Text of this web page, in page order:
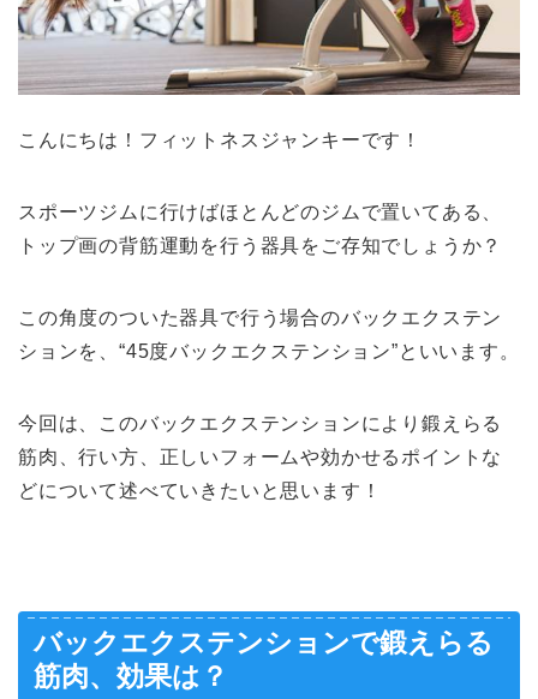
こんにちは！フィットネスジャンキーです！
スポーツジムに行けばほとんどのジムで置いてある、
トップ画の背筋運動を行う器具をご存知でしょうか？
この角度のついた器具で行う場合のバックエクステン
ションを、“45度バックエクステンション”といいます。
今回は、このバックエクステンションにより鍛えらる
筋肉、行い方、正しいフォームや効かせるポイントな
どについて述べていきたいと思います！
バックエクステンションで鍛えらる
筋肉、効果は？